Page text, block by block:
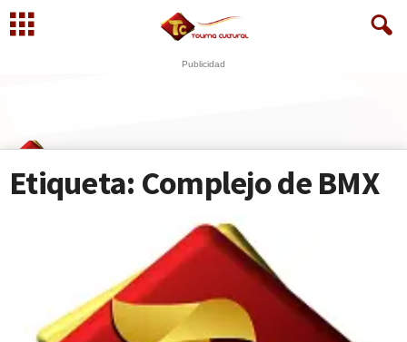
Publicidad
WhatsApp +573249605958
Etiqueta: Complejo de BMX